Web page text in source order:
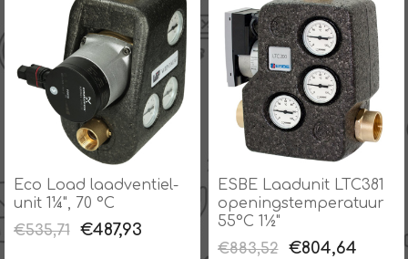
Eco Load laadventiel-
unit 1¼", 70 °C
€535,71
€487,93
ESBE Laadunit LTC381
openingstemperatuur
55°C 1½"
€883,52
€804,64